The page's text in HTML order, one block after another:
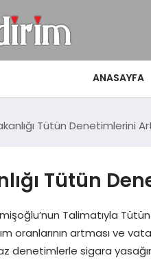
ANASAYFA
Tütün Denetimlerini
Tütün
Talimatıyla
oranlarının artması ve
denetimlerle sigara